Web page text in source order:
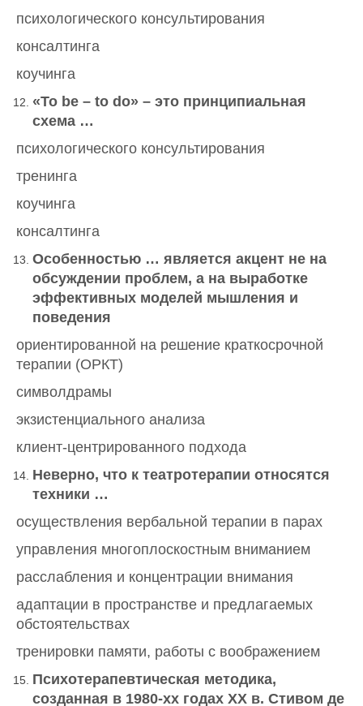
психологического консультирования
консалтинга
коучинга
«To be – to do» – это принципиальная
схема …
психологического консультирования
тренинга
коучинга
консалтинга
Особенностью … является акцент не на
обсуждении проблем, а на выработке
эффективных моделей мышления и
поведения
ориентированной на решение краткосрочной
терапии (ОРКТ)
символдрамы
экзистенциального анализа
клиент-центрированного подхода
Неверно, что к театротерапии относятся
техники …
осуществления вербальной терапии в парах
управления многоплоскостным вниманием
расслабления и концентрации внимания
адаптации в пространстве и предлагаемых
обстоятельствах
тренировки памяти, работы с воображением
Психотерапевтическая методика,
созданная в 1980-хх годах XX в. Стивом де